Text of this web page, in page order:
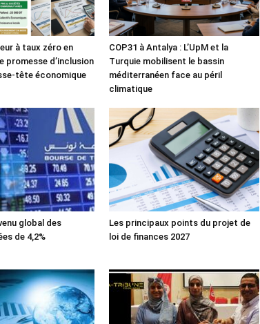
à taux zéro en
promesse d’inclusion
tête économique
COP31 à Antalya : L’UpM et la
Turquie mobilisent le bassin
méditerranéen face au péril
climatique
global des
de 4,2%
Les principaux points du projet de
loi de finances 2027